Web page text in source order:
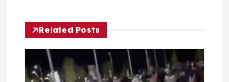
c
Related Posts